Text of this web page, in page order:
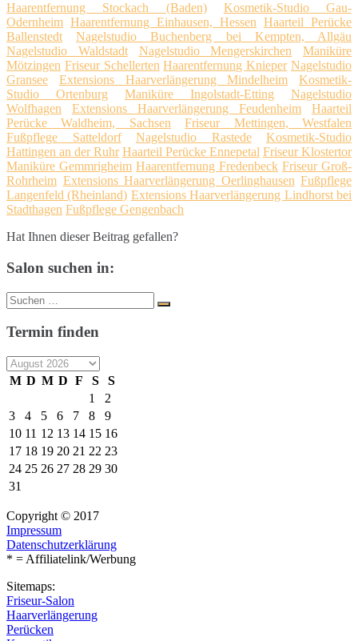
Haarentfernung Stockach (Baden)
Kosmetik-Studio Gau-
Odernheim Haarentfernung Einhausen, Hessen Haarteil Perücke
Ballenstedt
Nagelstudio Buchenberg bei Kempten, Allgäu
Nagelstudio Waldstadt
Nagelstudio Mengerskirchen
Maniküre
Mötzingen Friseur Schellerten Haarentfernung Knieper Nagelstudio
Gransee
Extensions Haarverlängerung Mindelheim
Kosmetik-
Studio Ortenburg
Maniküre Ingolstadt-Etting
Nagelstudio
Wolfhagen
Extensions Haarverlängerung Feudenheim
Haarteil
Perücke Waldheim, Sachsen
Friseur Mettingen, Westfalen
Fußpflege Satteldorf
Nagelstudio Rastede
Kosmetik-Studio
Hattingen an der Ruhr Haarteil Perücke Ennepetal Friseur Klostertor
Maniküre Gemmrigheim Haarentfernung Fredenbeck Friseur Groß-
Rohrheim Extensions Haarverlängerung Oerlinghausen Fußpflege
Langenfeld (Rheinland) Extensions Haarverlängerung Lindhorst bei
Stadthagen Fußpflege Gengenbach
Hat Ihnen dieser Beitrag gefallen?
Salon suchen in:
Suche
nach:
Suchen
Termin finden
M D M D F S
S
1
2
3
4 5 6 7 8
9
10 11 12 13 14 15 16
17 18 19 20 21 22 23
24 25 26 27 28 29 30
31
Copyright © 2017
Impressum
Datenschutzerklärung
* = Affiliatelink/Werbung
Sitemaps:
Friseur-Salon
Haarverlängerung
Perücken